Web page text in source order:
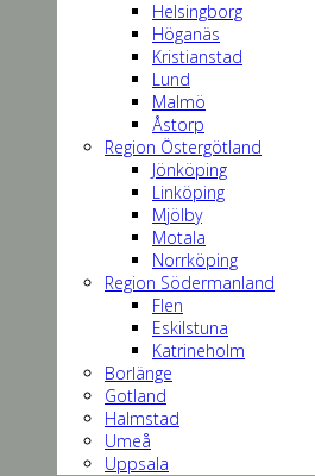
Helsingborg
Höganäs
Kristianstad
Lund
Malmö
Åstorp
Region Östergötland
Jönköping
Linköping
Mjölby
Motala
Norrköping
Region Södermanland
Flen
Eskilstuna
Katrineholm
Borlänge
Gotland
Halmstad
Umeå
Uppsala